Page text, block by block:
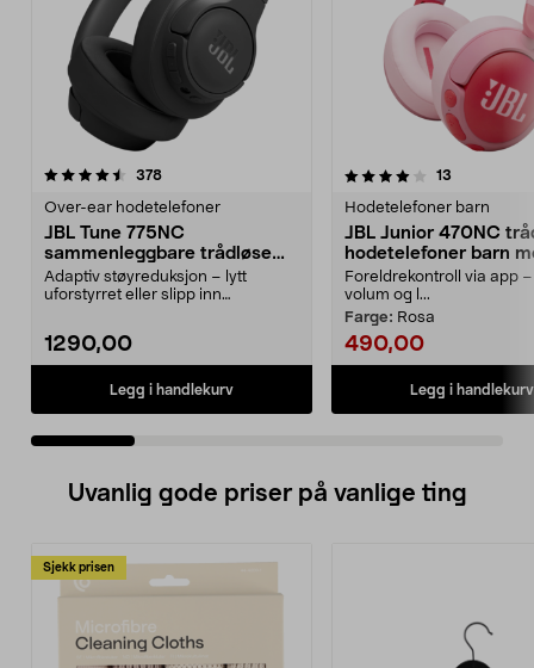
378anmeldelser
Over-ear hodetelefoner
JBL Tune 775NC
sammenleggbare trådløse
over ear-hodetelefoner,
svarte
Adaptiv støyreduksjon – lytt
uforstyrret eller slipp inn
1290,00
Legg i handlekurv
4.0 av 5 stjerner 13
Hodetelefoner barn
JBL Junior 470NC
hodetelefoner barn
Foreldrekontroll via app
volum og l...
Farge: Rosa
490,00
Legg i handlekurv
4.0 av 5 stjerner
Uvanlig gode priser på vanlige ting
Sjekk prisen